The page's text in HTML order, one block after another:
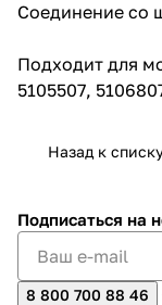
Соединение со
Подходит для
5105507,
Назад к
Подписаться на
8 800 700 88 46